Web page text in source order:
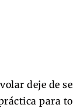
deje de
para